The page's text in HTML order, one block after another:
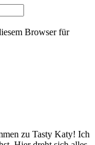
Browser für
zu Tasty Katy! Ich